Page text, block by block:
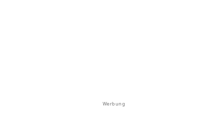
Werbung